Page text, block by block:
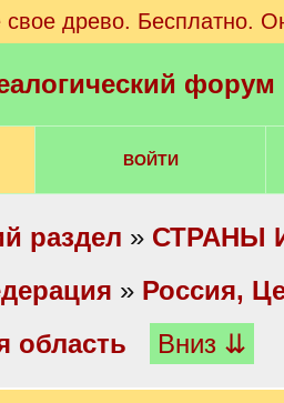
свое древо. Бесплатно.
ВОЙТИ
раздел » СТРАНЫ
» Россия,
область Вниз ⇊